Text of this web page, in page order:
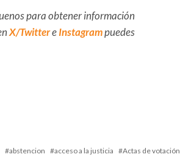
para obtener información
X/TwittereInstagrampuedes
Tagged
abstencion acceso a la justicia Actas de votación